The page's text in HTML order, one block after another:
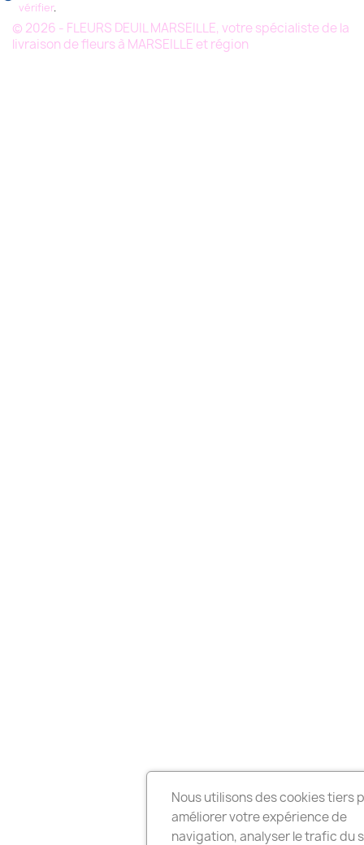
vérifier.
© 2026 - FLEURS DEUIL MARSEILLE, votre spécialiste de la
livraison de fleurs à MARSEILLE et région
Nous utilisons des cookies tiers
améliorer votre expérience de
navigation, analyser le trafic du